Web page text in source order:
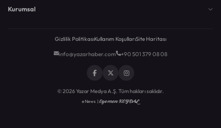
Kurumsal
Gizlilik PolitikasıKullanım KoşullarıSite Haritası
info@yazarhaber.com +90 501 379 08 08
© 2026 Yazar Medya A.Ş. Tüm hakları saklıdır.
eNews |Egemen KEYDAL